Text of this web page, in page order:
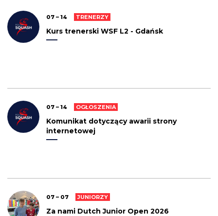
07 – 14 TRENERZY
Kurs trenerski WSF L2 - Gdańsk
07 – 14 OGŁOSZENIA
Komunikat dotyczący awarii strony
internetowej
07 – 07 JUNIORZY
Za nami Dutch Junior Open 2026